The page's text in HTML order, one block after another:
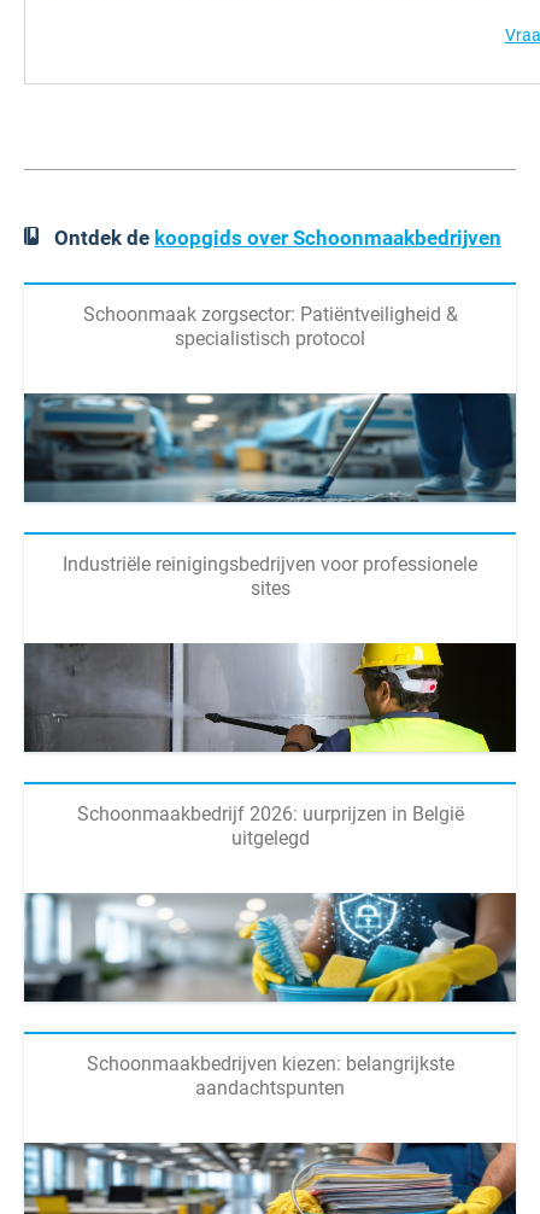
Ontdek de koopgids over Schoonmaakbedrijven
Schoonmaak zorgsector: Patiëntveiligheid &
specialistisch protocol
Industriële reinigingsbedrijven voor professionele
sites
Schoonmaakbedrijf 2026: uurprijzen in België
uitgelegd
Schoonmaakbedrijven kiezen: belangrijkste
aandachtspunten